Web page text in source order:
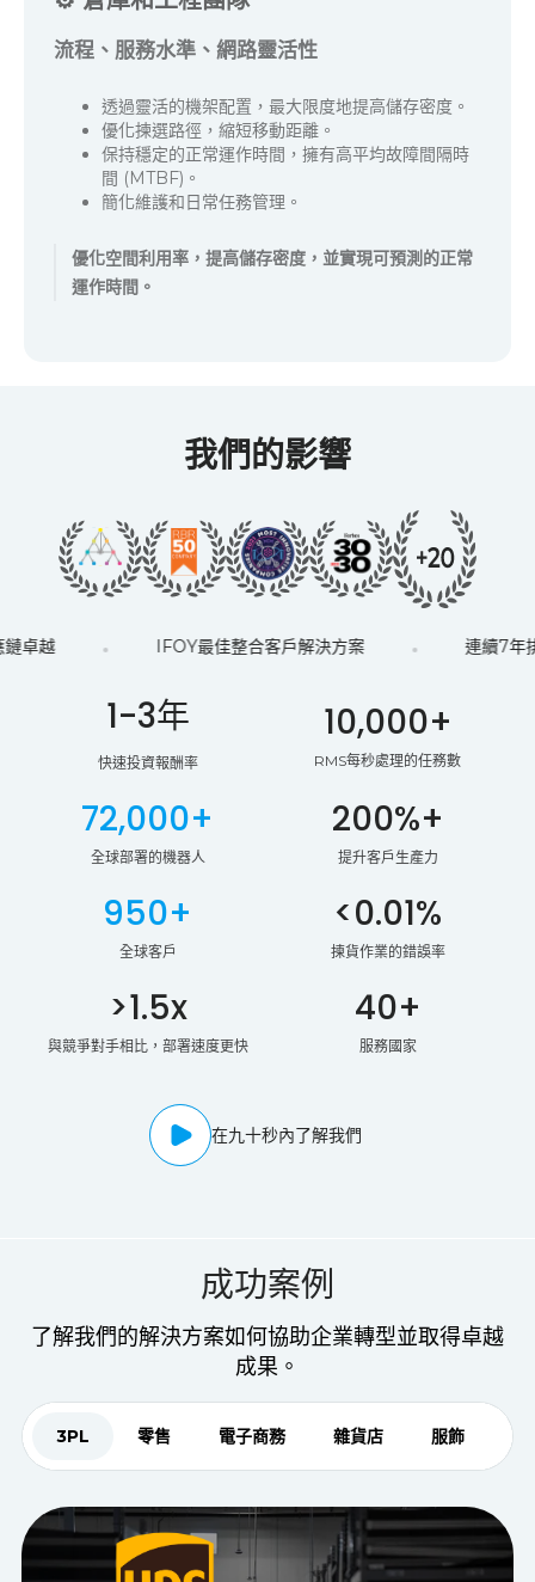
👷勞動力與安全
更安全的運營，更永續的生產力
減少作業區域的行走距離和人工搬運。
透過全區域覆蓋和門禁控制，提高安全合規性。
我們的影響
訂單履行排名第一
1-3年
快速投資報酬率
10,000+
RMS每秒處理的任務數
72,000+
全球部署的機器人
200%+
提升客戶生產力
950+
全球客戶
<0.01%
揀貨作業的錯誤率
>1.5x
與競爭對手相比，部署速度更快 服務國家
成功案例
了解我們的解決方案如何協助企業轉型並取得卓越
成果。
3PL 零售 電子商務 雜貨店 服飾